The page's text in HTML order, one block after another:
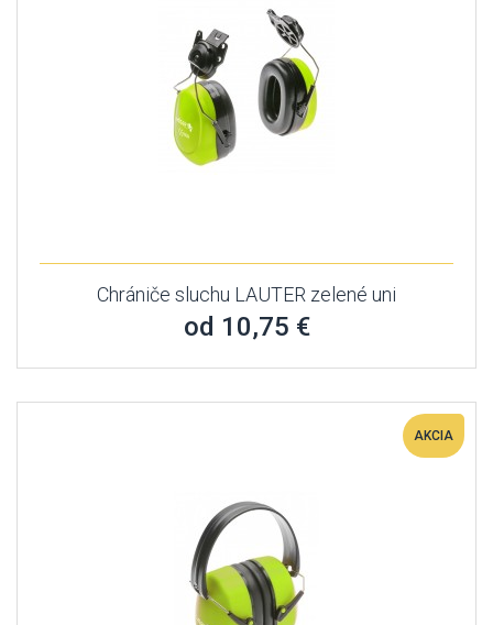
Chrániče sluchu LAUTER zelené uni
od 10,75 €
AKCIA